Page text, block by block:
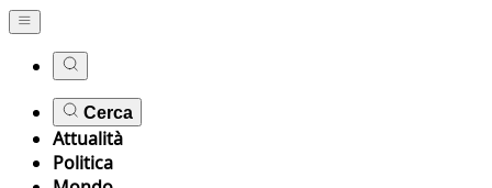
Cerca
Attualità
Politica